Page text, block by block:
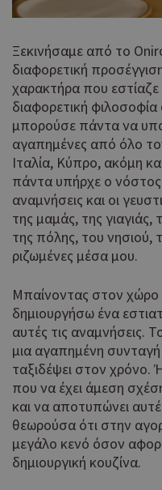
Ξεκινήσαμε από το
διαφορετική
χαρακτήρα που εστίαζε
διαφορετική
μπορούσε πάντα να
αγαπημένες από όλο
Ιταλία, Κύπρο, ακόμη
πάντα υπήρχε ο νόστος
αναμνήσεις και οι
της μαμάς, της
της πόλης, του νησιού,
ριζωμένες μέσα μου.
Μπαίνοντας στον χώρο
δημιουργήσω ένα
αυτές τις αναμνήσεις.
μια αγαπημένη
ταξιδέψει στον χρόνο.
που να έχει άμεση
και να αποτυπώνει
θεωρούσα ότι στην
μεγάλο κενό όσον
δημιουργική κουζίνα.